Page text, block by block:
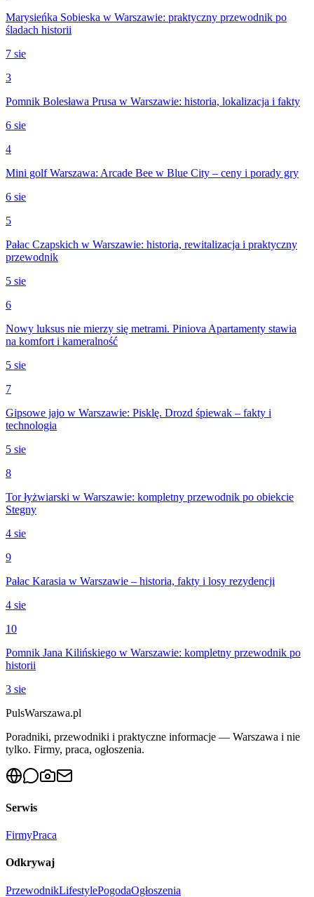
Marysieńka Sobieska w Warszawie: praktyczny przewodnik po
śladach historii
7 sie
3
Pomnik Bolesława Prusa w Warszawie: historia, lokalizacja i fakty
6 sie
4
Mini golf Warszawa: Arcade Bee w Blue City – ceny i porady gry
6 sie
5
Pałac Czapskich w Warszawie: historia, rewitalizacja i praktyczny
przewodnik
5 sie
6
Nowy luksus nie mierzy się metrami. Piniova Apartamenty stawia
na komfort i kameralność
5 sie
7
Gipsowe jajo w Warszawie: Pisklę. Drozd śpiewak – fakty i
technologia
5 sie
8
Tor łyżwiarski w Warszawie: kompletny przewodnik po obiekcie
Stegny
4 sie
9
Pałac Karasia w Warszawie – historia, fakty i losy rezydencji
4 sie
10
Pomnik Jana Kilińskiego w Warszawie: kompletny przewodnik po
historii
3 sie
PulsWarszawa.pl
Poradniki, przewodniki i praktyczne informacje — Warszawa i nie
tylko. Firmy, praca, ogłoszenia.
Serwis
FirmyPraca
Odkrywaj
PrzewodnikLifestylePogodaOgłoszenia